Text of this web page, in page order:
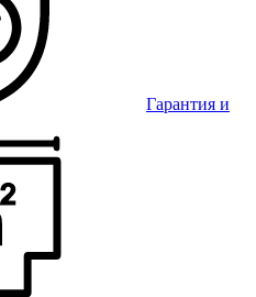
Гарантия и